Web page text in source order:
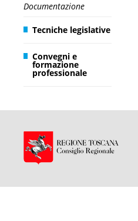
Documentazione
Tecniche legislative
Convegni e
formazione
professionale